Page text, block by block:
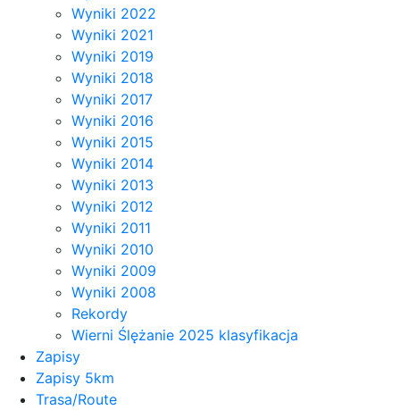
Wyniki 2022
Wyniki 2021
Wyniki 2019
Wyniki 2018
Wyniki 2017
Wyniki 2016
Wyniki 2015
Wyniki 2014
Wyniki 2013
Wyniki 2012
Wyniki 2011
Wyniki 2010
Wyniki 2009
Wyniki 2008
Rekordy
Wierni Ślężanie 2025 klasyfikacja
Zapisy
Zapisy 5km
Trasa/Route